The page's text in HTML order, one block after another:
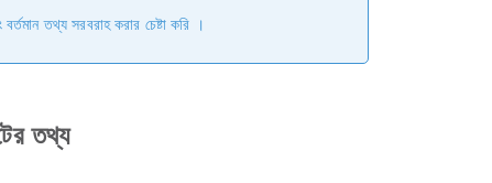
তথ্য সরবরাহ করার চেষ্টা করি ।
তথ্য